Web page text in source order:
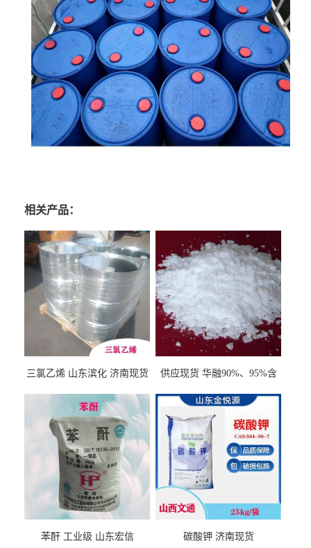
相关产品：
三氯乙烯 山东滨化 济南现货
供应现货 华融90%、95%含
苯酐 工业级 山东宏信 碳酸钾 济南现货